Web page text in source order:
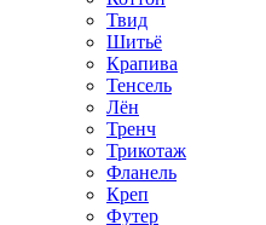
Твид
Шитьё
Крапива
Тенсель
Лён
Тренч
Трикотаж
Фланель
Креп
Футер